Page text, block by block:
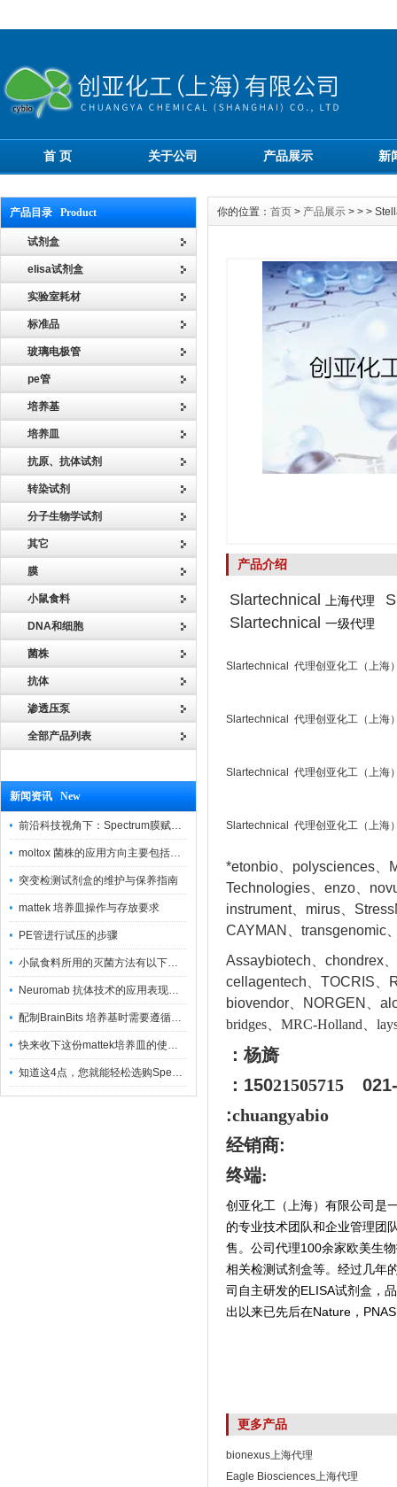
首 页 关于公司 产品展示 新
产品目录 Product
试剂盒
elisa试剂盒
实验室耗材
标准品
玻璃电极管
pe管
培养基
培养皿
抗原、抗体试剂
转染试剂
分子生物学试剂
其它
膜
小鼠食料
DNA和细胞
菌株
抗体
渗透压泵
全部产品列表
新闻资讯 New
前沿科技视角下：Spectrum膜赋能精密制造
moltox 菌株的应用方向主要包括以下几个方面
突变检测试剂盒的维护与保养指南
mattek 培养皿操作与存放要求
PE管进行试压的步骤
小鼠食料所用的灭菌方法有以下三种
Neuromab 抗体技术的应用表现在这几方面
配制BrainBits 培养基时需要遵循的原则
快来收下这份mattek培养皿的使用指南
知道这4点，您就能轻松选购Spectrum 膜
你的位置： 首页 > 产品展示 > > >
产品介绍
Slartechnical 上海代理
Slartechnical 一级代理
Slartechnical 代理创亚化工（上海
Slartechnical 代理创亚化工（上海
Slartechnical 代理创亚化工（上海
Slartechnical 代理创亚化工（上海
*etonbio、polysciences、
Technologies、enzo、
instrument、mirus、
CAYMAN、transgenomic
Assaybiotech、chondrex
cellagentech、TOCRIS、
biovendor、NORGEN、a
bridges、MRC-Holland、
：杨旖
：15021505715
021-
:chuangyabio
经销商:
终端:
创亚化工（上海）有限公司是
的专业技术团队和企业管理团
售。公司代理100余家欧美生
相关检测试剂盒等。经过几年
司自主研发的ELISA试剂盒，
出以来已先后在Nature，
更多产品
bionexus上海代理
Eagle Biosciences上海代理